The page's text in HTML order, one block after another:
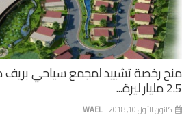
منح رخصة تشييد لمجمع سياحي
2.5 مليار ليرة...
WAEL كانون الأول 10, 2018